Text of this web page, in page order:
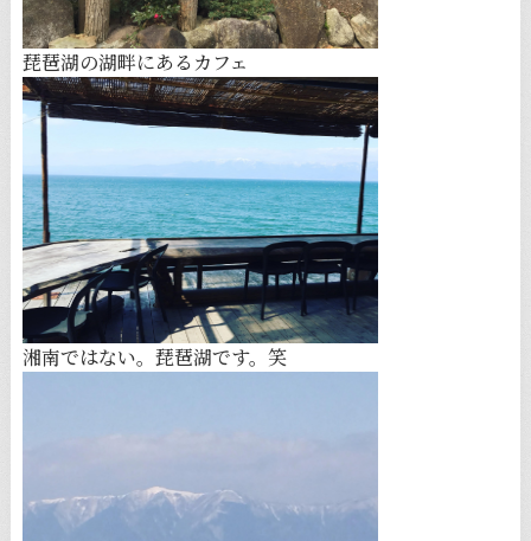
琵琶湖の湖畔にあるカフェ
湘南ではない。琵琶湖です。笑